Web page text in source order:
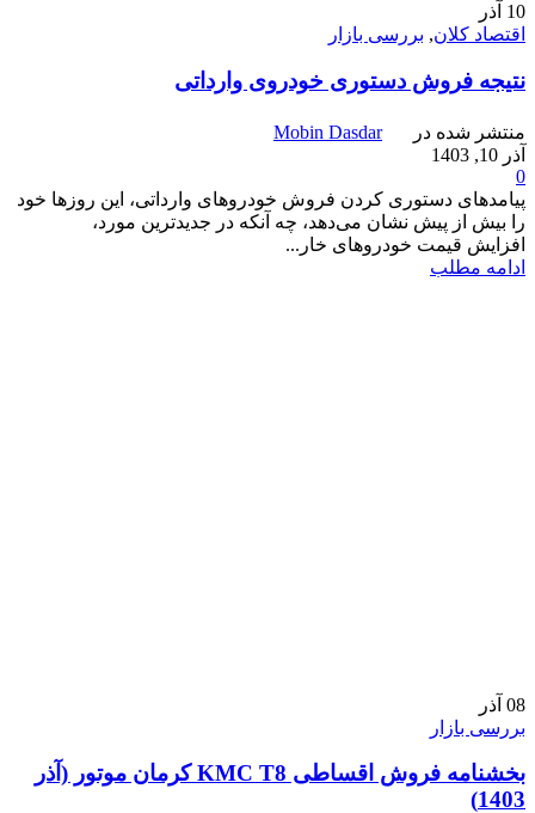
10 آذر
اقتصاد کلان, بررسی بازار
نتیجه فروش دستوری خودروی وارداتی
منتشر شده در
Mobin Dasdar
آذر 10, 1403
0
پیامدهای دستوری کردن فروش خودروهای وارداتی، این روزها خود
را بیش از پیش نشان می‌دهد، چه آنکه در جدیدترین مورد،
افزایش قیمت خودروهای خار...
ادامه مطلب
08 آذر
بررسی بازار
بخشنامه فروش اقساطی KMC T8 کرمان موتور (آذر
1403)